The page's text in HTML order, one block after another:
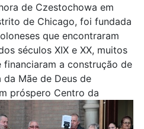
de Czestochowa em
de Chicago, foi fundada
que encontraram
séculos XIX e XX, muitos
financiaram a construção de
Mãe de Deus de
próspero Centro da